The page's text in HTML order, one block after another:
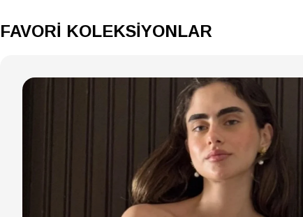
FAVORİ KOLEKSİYONLAR